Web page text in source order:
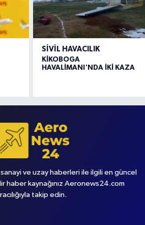
SIVIL HAVACILIK
KİKOBOGA
HAVALİMANI'NDA İKİ KAZA
sanayi ve uzay haberleri ile ilgili en güncel
haber kaynağınız Aeronews24.com
takip edin.